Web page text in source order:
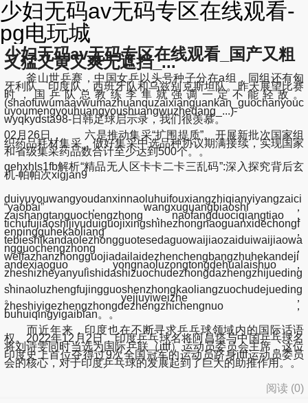
少妇无码av无码专区在线观看-
pg电玩城
少妇无码av无码专区在线观看_国产又粗
又猛又黄又爽无遮挡_...
釜山世乒赛，中国女乒以头号种子分在a组，同组还有匈
牙利队、印度队、西班牙队和乌兹别克斯坦队。昨天展望比赛
时，国乒队总教练李隼就强调一定不能轻敌。
(shaofuwumaavwumazhuanquzaixianguankan_guochanyouc
uyoumengyouhuangyoushuangwuzhedang_...)-
wyqkydsta98-日韩足球启示录，我们很羡慕。
02月26日， 六是推动集采“扩围提质”。开展新批次国家组
织药品耗材集采，做好集采中选品种协议期满接续，实现国家
和省级集采药品数合计至少达到500个。。
qehxhls1fb解析“精品无人区卡卡二卡三乱码”:深入探究背后玄
机-帕帕次xigjan9
duiyuyouwangyoudanxinnaoluhuifouxiangzhiqianyiyangzaici
“yaobai”，wangxuguangbiaoshi，
zaishangtanguochengzhong，naofangduociqiangtiao，
tichufujiaoshijiyuduiguojixingshihezhongnaoguanxidechongf
enpingguhekaoliang，
tebieshikandaolezhongguotesedaguowaijiaozaiduiwaijiaowa
ngguochengzhong，
weifazhanzhongguojiadailaidezhenchengbangzhuhekandeji
andexiaoguo。yongnaoluzongtongdehualaishuo，
zheshizheyanyulishidashizuochudezhongdazhengzhijueding
，
shinaoluzhengfujingguoshenzhongkaoliangzuochudejueding
。yejiuyiweizhe，
zheshiyigezhengzhongdezhengzhichengnuo，
buhuiqingyigaibian。。
而近年来，印度也在不断寻求乒乓球领域内的国际话语
权。2022年12月2日，印度乒乓球名将阿昌塔与中国乒乓球名
将刘诗雯同时当选为国际乒联（ittf）运动员委员会主席，这位
印度史上首位夺得过9次全国冠军的运动员跻身ittf运动员委员
会的核心，对于印度乒乓球的发展起到了巨大的助推作用。。
阅读 (0)